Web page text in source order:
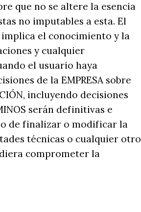
que no se altere la esencia
no imputables a esta. El
implica el conocimiento y la
y cualquier
el usuario haya
de la EMPRESA sobre
incluyendo decisiones
serán definitivas e
de finalizar o modificar la
técnicas o cualquier otro
comprometer la